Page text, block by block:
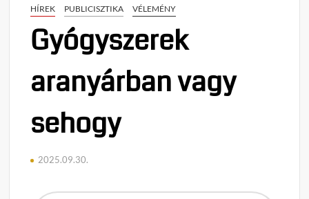
HÍREK PUBLICISZTIKA VÉLEMÉNY
Gyógyszerek
aranyárban vagy
sehogy
2025.09.30.